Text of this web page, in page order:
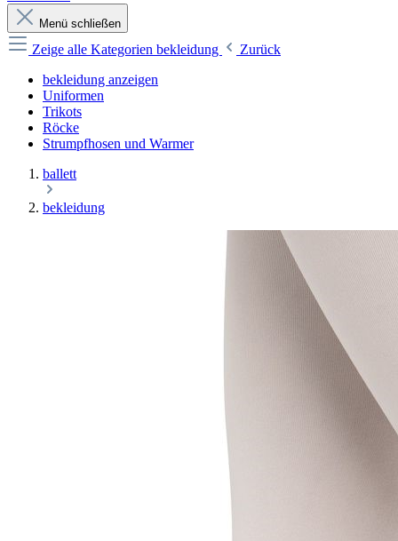
Menü schließen
Zeige alle Kategorien bekleidung
Zurück
bekleidung anzeigen
Uniformen
Trikots
Röcke
Strumpfhosen und Warmer
ballett
bekleidung